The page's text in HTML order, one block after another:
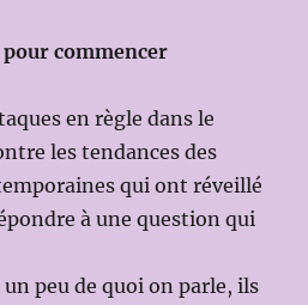
pour commencer
en règle dans le
les tendances des
qui ont réveillé
à une question qui
un peu de quoi on parle, ils